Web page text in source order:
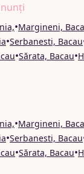
•Margineni,
•Serbanesti, Bacau
•Sărata, Bacau•
•Margineni,
•Serbanesti, Bacau
•Sărata, Bacau•